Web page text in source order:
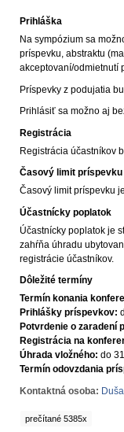
Prihláška
Na sympózium sa
príspevku, abstraktu
akceptovaní/odmietnutí
Príspevky z podujatia
Prihlásiť sa možno aj
Registrácia
Registrácia účastníkov
Časový limit príspevku
Časový limit príspevku
Účastnícky poplatok
Účastnícky poplatok je
zahŕňa úhradu
registrácie účastníkov.
Dôležité termíny
Termín konania
Prihlášky príspevkov:
Potvrdenie o zaradení
Registrácia na
Úhrada vložného: do
Termín odovzdania
Kontaktná osoba:
prečítané 5385x